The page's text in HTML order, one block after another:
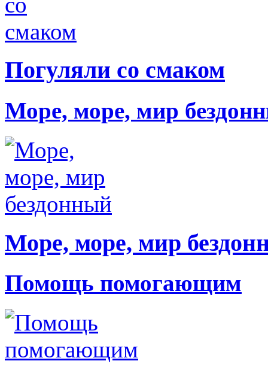
Погуляли со смаком
Море, море, мир
Море, море, мир
Помощь помогающим